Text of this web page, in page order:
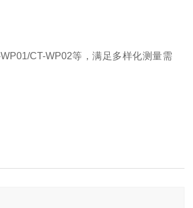
CT-WP02等，满足多样化测量需